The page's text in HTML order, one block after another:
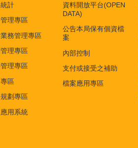
計
理專區
務管理專區
理專區
理專區
區
劃專區
用系統
資料開放平台(OPEN
DATA)
公告本局保有個資檔
案
內部控制
支付或接受之補助
檔案應用專區